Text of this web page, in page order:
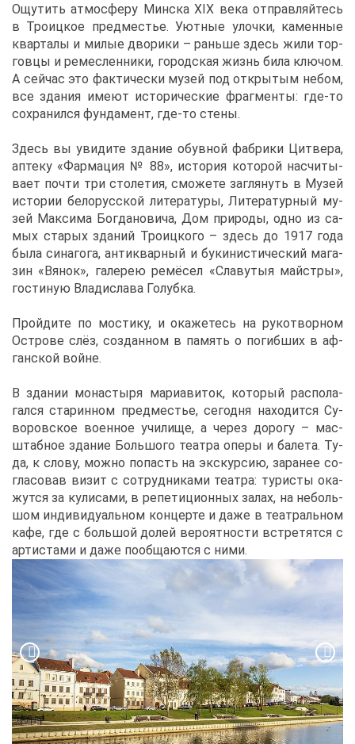
Ощу­тить ат­мо­сфе­ру Мин­ска XIX ве­ка от­прав­ляй­тесь
в Тро­иц­кое пред­ме­стье. Уют­ные улоч­ки, ка­мен­ные
квар­та­лы и ми­лые дво­ри­ки – рань­ше здесь жи­ли тор­
гов­цы и ре­мес­лен­ни­ки, го­род­ская жизнь би­ла клю­чом.
А сей­час это фак­ти­че­ски му­зей под от­кры­тым небом,
все зда­ния име­ют ис­то­ри­че­ские фраг­мен­ты: где-то
со­хра­нил­ся фун­да­мент, где-то сте­ны.
Здесь вы уви­ди­те зда­ние обув­ной фаб­ри­ки Цит­ве­ра,
ап­те­ку «Фар­ма­ция № 88», ис­то­рия ко­то­рой на­счи­ты­
ва­ет по­чти три сто­ле­тия, смо­же­те за­гля­нуть в Му­зей
ис­то­рии бе­ло­рус­ской ли­те­ра­ту­ры, Ли­те­ра­тур­ный му­
зей Мак­си­ма Бог­да­но­ви­ча, Дом при­ро­ды, од­но из са­
мых ста­рых зда­ний Тро­иц­ко­го – здесь до 1917 го­да
бы­ла си­на­го­га, ан­ти­квар­ный и бу­ки­ни­сти­че­ский ма­га­
зин «Вя­нок», га­ле­рею ре­мё­сел «Сла­ву­тыя май­ст­ры»,
го­сти­ную Вла­ди­сла­ва Го­луб­ка.
Прой­ди­те по мо­сти­ку, и ока­же­тесь на ру­ко­твор­ном
Ост­ро­ве слёз, со­здан­ном в па­мять о по­гиб­ших в аф­
ган­ской войне.
В зда­нии мо­на­сты­ря ма­ри­а­ви­ток, ко­то­рый рас­по­ла­
гал­ся ста­рин­ном пред­ме­стье, се­год­ня на­хо­дит­ся Су­
во­ров­ское во­ен­ное учи­ли­ще, а че­рез до­ро­гу – мас­
штаб­ное зда­ние Боль­шо­го те­ат­ра опе­ры и ба­ле­та. Ту­
да, к сло­ву, мож­но по­пасть на экс­кур­сию, за­ра­нее со­
гла­со­вав ви­зит с со­труд­ни­ка­ми те­ат­ра: ту­ри­сты ока­
жут­ся за ку­ли­са­ми, в ре­пе­ти­ци­он­ных за­лах, на неболь­
шом ин­ди­ви­ду­аль­ном кон­цер­те и да­же в те­ат­раль­ном
ка­фе, где с боль­шой до­лей ве­ро­ят­но­сти встре­тят­ся с
ар­ти­ста­ми и да­же по­об­ща­ют­ся с ни­ми.